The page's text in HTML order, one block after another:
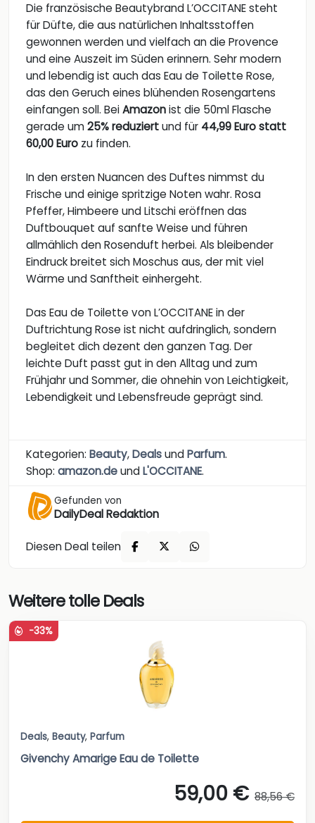
Die französische Beautybrand L’OCCITANE steht
für Düfte, die aus natürlichen Inhaltsstoffen
gewonnen werden und vielfach an die Provence
und eine Auszeit im Süden erinnern. Sehr modern
und lebendig ist auch das Eau de Toilette Rose,
das den Geruch eines blühenden Rosengartens
einfangen soll. BeiAmazonist die 50ml Flasche
gerade um25% reduziertund für 44,99 Euro statt
60,00 Euro zu finden.
In den ersten Nuancen des Duftes nimmst du
Frische und einige spritzige Noten wahr. Rosa
Pfeffer, Himbeere und Litschi eröffnen das
Duftbouquet auf sanfte Weise und führen
allmählich den Rosenduft herbei. Als bleibender
Eindruck breitet sich Moschus aus, der mit viel
Wärme und Sanftheit einhergeht.
Das Eau de Toilette von L’OCCITANE in der
Duftrichtung Rose ist nicht aufdringlich, sondern
begleitet dich dezent den ganzen Tag. Der
leichte Duft passt gut in den Alltag und zum
Frühjahr und Sommer, die ohnehin von Leichtigkeit,
Lebendigkeit und Lebensfreude geprägt sind.
Kategorien: Beauty,DealsundParfum.
Shop: amazon.deundL'OCCITANE.
Gefunden von
DailyDeal Redaktion
Diesen Deal teilen
Weitere tolle Deals
-33%
Deals, Beauty, Parfum
Givenchy Amarige Eau de Toilette
59,00 € 88,56 €